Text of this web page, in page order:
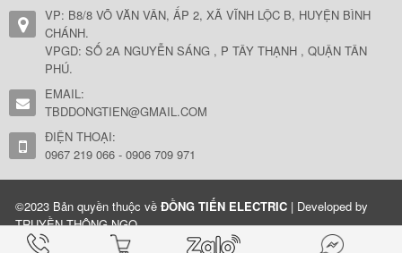
VP: B8/8 VÕ VĂN VÂN, ẤP 2, XÃ VĨNH LỘC B, HUYỆN BÌNH
CHÁNH.
VPGD: SỐ 2A NGUYỄN SÁNG , P TÂY THẠNH , QUẬN TÂN
PHÚ.
EMAIL:
TBDDONGTIEN@GMAIL.COM
ĐIỆN THOẠI:
0967 219 066 - 0906 709 971
©2023 Bản quyền thuộc về ĐỒNG TIẾN ELECTRIC | Developed by
TRUYỀN THÔNG NGỌ